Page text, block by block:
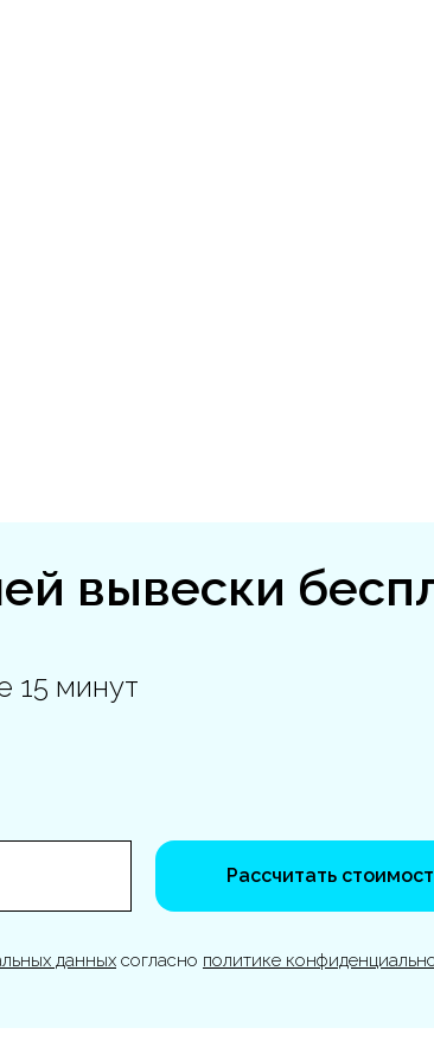
вывески
15 минут
Рассчитать
данных согласно политике